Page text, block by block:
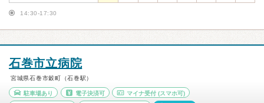
14:30-17:30
石巻市立病院
宮城県石巻市穀町（石巻駅）
駐車場あり 電子決済可 マイナ受付 (スマホ可)